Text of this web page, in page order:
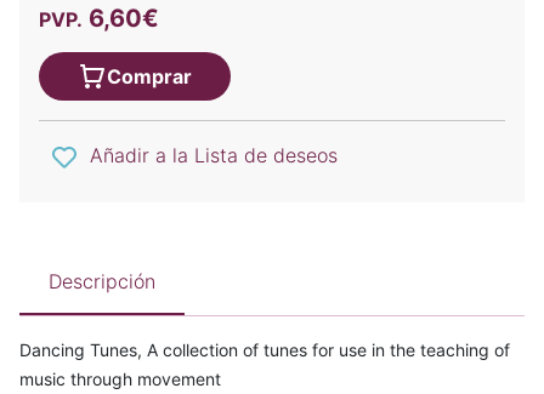
PVP. 6,60€
Comprar
Añadir a la Lista de deseos
Descripción
Dancing Tunes, A collection of tunes for use in the teaching of
music through movement